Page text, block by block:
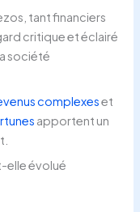
tant financiers
critique et éclairé
société
complexeset
apportent un
elle évolué